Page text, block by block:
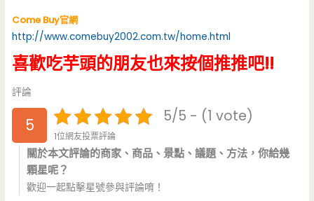
Come Buy官網
http://www.comebuy2002.com.tw/home.html
喜歡吃芋頭的朋友也來按個推推吧!!
評論
5 5/5 - (1 vote)
1位網友投票評論
關於本文評論的商家、商品、景點、議題、方法，你給幾
顆星呢？
歡迎一起點擊星號參與評論唷！